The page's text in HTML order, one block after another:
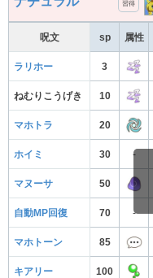
習得
呪文 sp 属性
ラリホー 3
ねむりこうげき 10
マホトラ 20
ホイミ 30 -
マヌーサ 50
自動MP回復 70 -
マホトーン 85
キアリー 100